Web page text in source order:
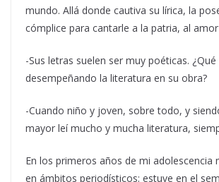
mundo. Allá donde cautiva su lírica, la
cómplice para cantarle a la patria, al
-Sus letras suelen ser muy poéticas. ¿Qué
desempeñando la literatura en su obra?
-Cuando niño y joven, sobre todo, y
mayor leí mucho y mucha literatura,
En los primeros años de mi adolescencia
en ámbitos periodísticos; estuve en el